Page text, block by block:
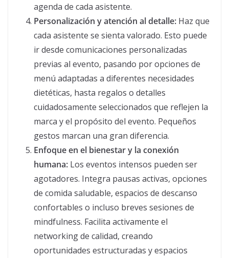
agenda de cada asistente.
Personalización y atención al detalle: Haz que
cada asistente se sienta valorado. Esto puede
ir desde comunicaciones personalizadas
previas al evento, pasando por opciones de
menú adaptadas a diferentes necesidades
dietéticas, hasta regalos o detalles
cuidadosamente seleccionados que reflejen la
marca y el propósito del evento. Pequeños
gestos marcan una gran diferencia.
Enfoque en el bienestar y la conexión
humana: Los eventos intensos pueden ser
agotadores. Integra pausas activas, opciones
de comida saludable, espacios de descanso
confortables o incluso breves sesiones de
mindfulness. Facilita activamente el
networking de calidad, creando
oportunidades estructuradas y espacios